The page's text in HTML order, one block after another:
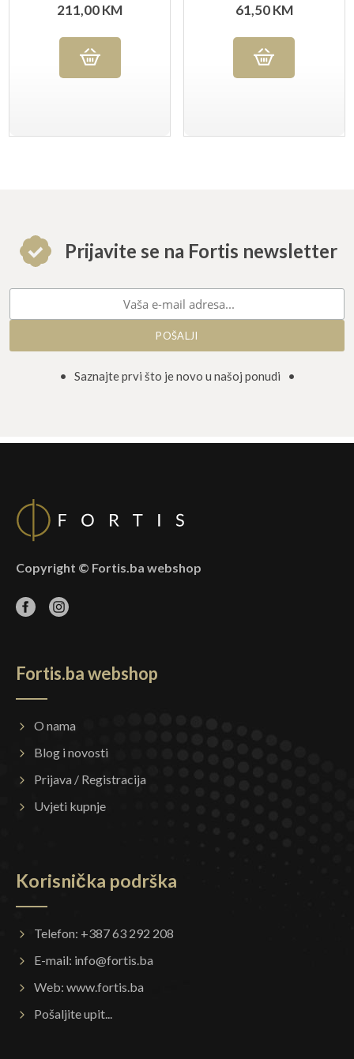
211,00KM 61,50KM
Prijavite se na Fortis newsletter
• Saznajte prvi što je novo u našoj ponudi •
Copyright © Fortis.ba webshop
Fortis.ba webshop
O nama
Blog i novosti
Prijava / Registracija
Uvjeti kupnje
Korisnička podrška
Telefon: +387 63 292 208
E-mail: info@fortis.ba
Web: www.fortis.ba
Pošaljite upit...